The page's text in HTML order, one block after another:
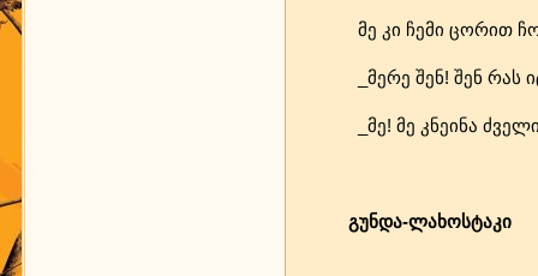
მე კი ჩემი ცორით
_მერე შენ! შენ რას
_მე! მე კნეინა
გუნდა-ლახოსტაკი